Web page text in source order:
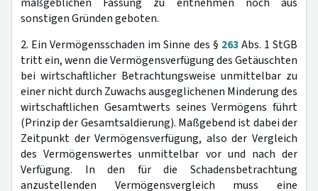
sonstigen Gründen geboten.
2. Ein Vermögensschaden im Sinne des § 263Abs. 1 StGB
tritt ein, wenn die Vermögensverfügung des Getäuschten
bei wirtschaftlicher Betrachtungsweise unmittelbar zu
einer nicht durch Zuwachs ausgeglichenen Minderung des
wirtschaftlichen Gesamtwerts seines Vermögens führt
(Prinzip der Gesamtsaldierung). Maßgebend ist dabei der
Zeitpunkt der Vermögensverfügung, also der Vergleich
des Vermögenswertes unmittelbar vor und nach der
Verfügung. In den für die Schadensbetrachtung
anzustellenden Vermögensvergleich muss eine